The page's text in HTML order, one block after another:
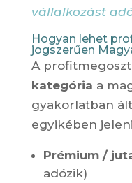
vállalkozást
Hogyan lehet
jogszerűen
A
kategória a
gyakorlatban
egyikében
Prémium /
adózik)